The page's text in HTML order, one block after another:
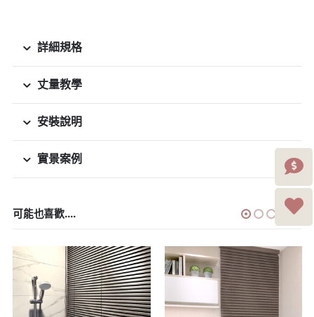
詳細規格
丈量教學
安裝說明
實景案例
可能也喜歡....